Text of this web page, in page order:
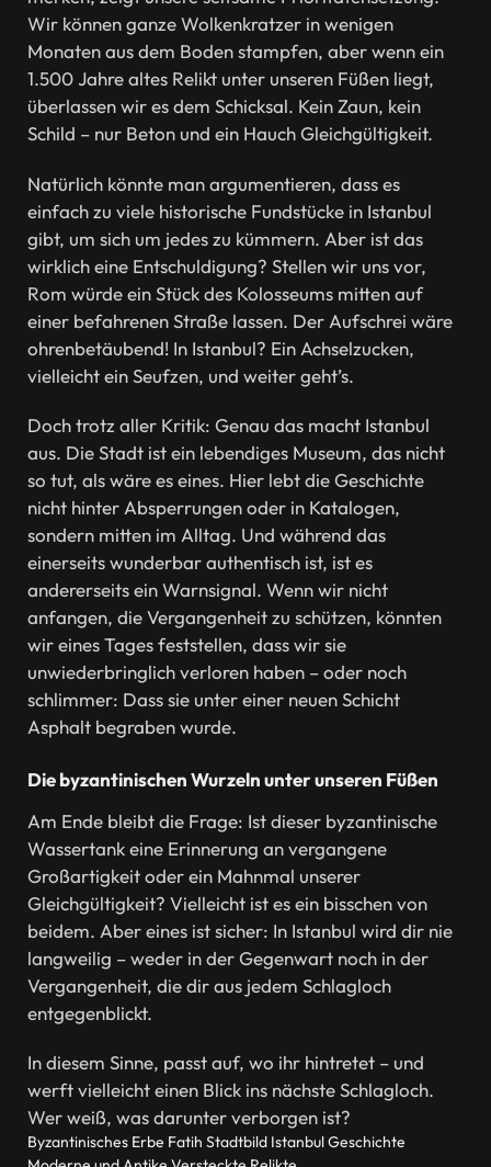
Wir können ganze Wolkenkratzer in wenigen
Monaten aus dem Boden stampfen, aber wenn ein
1.500 Jahre altes Relikt unter unseren Füßen liegt,
überlassen wir es dem Schicksal. Kein Zaun, kein
Schild – nur Beton und ein Hauch Gleichgültigkeit.
Natürlich könnte man argumentieren, dass es
einfach zu viele historische Fundstücke in Istanbul
gibt, um sich um jedes zu kümmern. Aber ist das
wirklich eine Entschuldigung? Stellen wir uns vor,
Rom würde ein Stück des Kolosseums mitten auf
einer befahrenen Straße lassen. Der Aufschrei wäre
ohrenbetäubend! In Istanbul? Ein Achselzucken,
vielleicht ein Seufzen, und weiter geht’s.
Doch trotz aller Kritik: Genau das macht Istanbul
aus. Die Stadt ist ein lebendiges Museum, das nicht
so tut, als wäre es eines. Hier lebt die Geschichte
nicht hinter Absperrungen oder in Katalogen,
sondern mitten im Alltag. Und während das
einerseits wunderbar authentisch ist, ist es
andererseits ein Warnsignal. Wenn wir nicht
anfangen, die Vergangenheit zu schützen, könnten
wir eines Tages feststellen, dass wir sie
unwiederbringlich verloren haben – oder noch
schlimmer: Dass sie unter einer neuen Schicht
Asphalt begraben wurde.
Die byzantinischen Wurzeln unter unseren Füßen
Am Ende bleibt die Frage: Ist dieser byzantinische
Wassertank eine Erinnerung an vergangene
Großartigkeit oder ein Mahnmal unserer
Gleichgültigkeit? Vielleicht ist es ein bisschen von
beidem. Aber eines ist sicher: In Istanbul wird dir nie
langweilig – weder in der Gegenwart noch in der
Vergangenheit, die dir aus jedem Schlagloch
entgegenblickt.
In diesem Sinne, passt auf, wo ihr hintretet – und
werft vielleicht einen Blick ins nächste Schlagloch.
Wer weiß, was darunter verborgen ist?
Byzantinisches Erbe Fatih Stadtbild Istanbul Geschichte